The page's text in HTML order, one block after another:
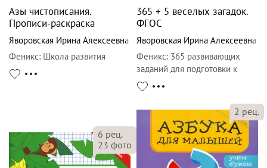
Азы чистописания.
Прописи-раскраска
Яворовская Ирина Алексеевна
Феникс: Школа развития
365 + 5 веселых загадок.
ФГОС
Яворовская Ирина Алексеевна
Феникс: 365 развивающих
заданий для подготовки к
школе
6 рец.
23 фото
2 рец.